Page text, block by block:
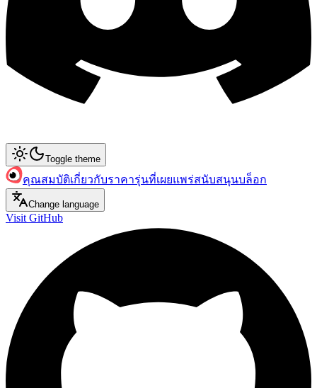
Toggle theme
คุณสมบัติเกี่ยวกับราคารุ่นที่เผยแพร่สนับสนุนบล็อก
Change language
Visit GitHub